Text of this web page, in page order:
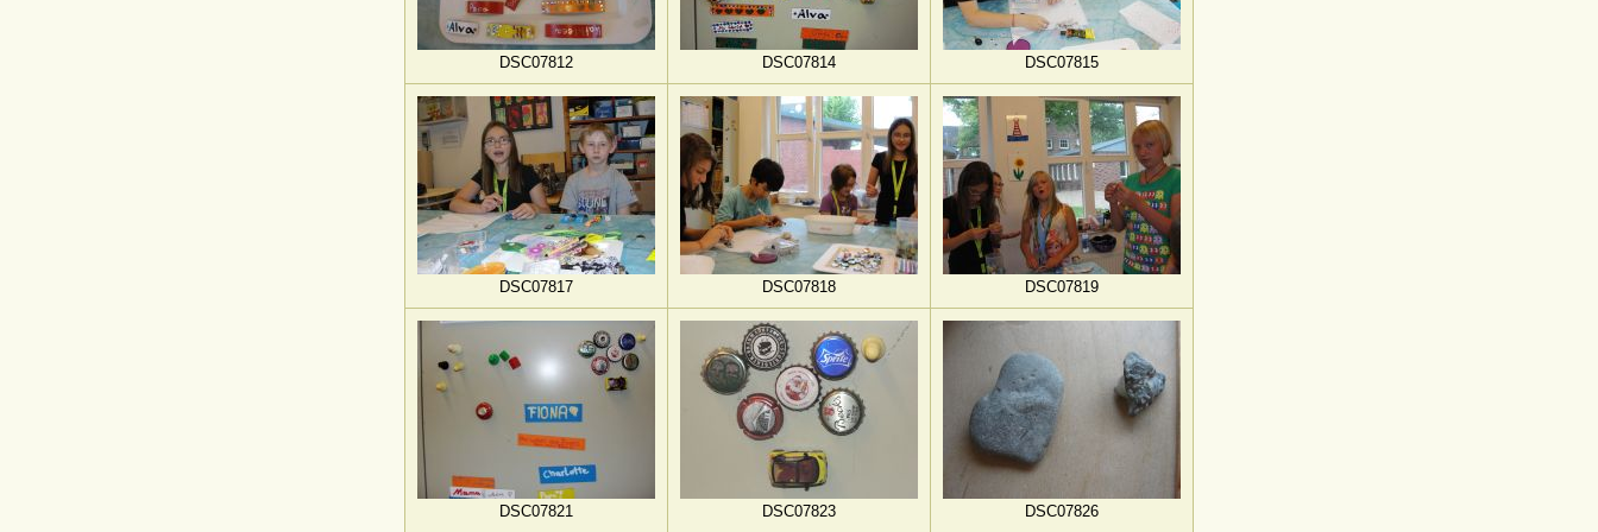
DSC07812 DSC07814 DSC07815
DSC07817 DSC07818 DSC07819
DSC07821 DSC07823 DSC07826